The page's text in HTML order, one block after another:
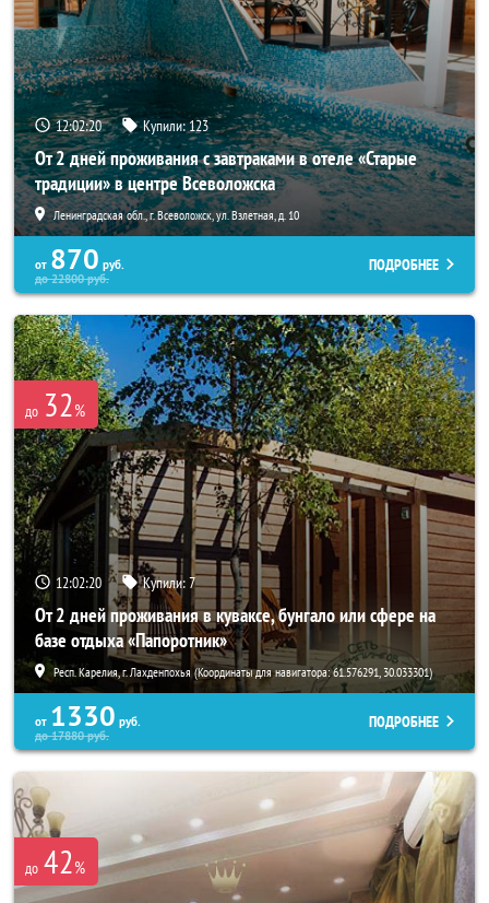
12:02:19 Купили:123
От 2 дней проживания с завтраками в отеле «Старые
традиции» в центре Всеволожска
Ленинградская обл., г. Всеволожск, ул. Взлетная, д. 10
от 870 руб.
до22800руб.
ПОДРОБНЕЕ
до 32%
12:02:19 Купили:7
От 2 дней проживания в куваксе, бунгало или сфере на
базе отдыха «Папоротник»
Респ. Карелия, г. Лахденпохья (Координаты для навигатора: 61.576291, 30.033301)
от 1330 руб.
до17880руб.
ПОДРОБНЕЕ
до 42%